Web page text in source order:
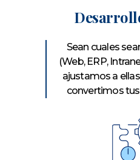
Sean cuales
(Web, ERP,
ajustamos a
convertimos